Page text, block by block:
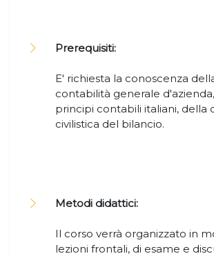
Prerequisiti:
E' richiesta la conoscenza
contabilità generale
principi contabili italiani, della
civilistica del bilancio.
Metodi didattici:
Il corso verrà organizzato in
lezioni frontali, di esame e